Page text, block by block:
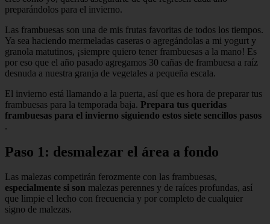
preparándolos para el invierno.
Las frambuesas son una de mis frutas favoritas de todos los tiempos.
Ya sea haciendo mermeladas caseras o agregándolas a mi yogurt y
granola matutinos, ¡siempre quiero tener frambuesas a la mano! Es
por eso que el año pasado agregamos 30 cañas de frambuesa a raíz
desnuda a nuestra granja de vegetales a pequeña escala.
El invierno está llamando a la puerta, así que es hora de preparar tus
frambuesas para la temporada baja. Prepara tus queridas
frambuesas para el invierno siguiendo estos siete sencillos pasos
.
Paso 1: desmalezar el área a fondo
Las malezas competirán ferozmente con las frambuesas,
especialmente si son malezas perennes y de raíces profundas, así
que limpie el lecho con frecuencia y por completo de cualquier
signo de malezas.